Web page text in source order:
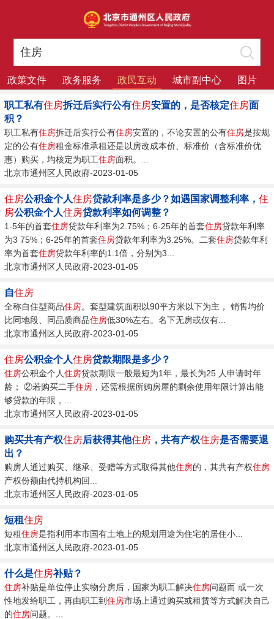
政策文件 政务服务 政民互动 城市副中心 图片
职工私有住房拆迁后实行公有住房安置的，是否核定住房面
积？
职工私有住房拆迁后实行公有住房安置的，不论安置的公有住房是按规
定的公有住房租金标准承租还是以房改成本价、标准价（含标准价优
惠）购买，均核定为职工住房面积。...
北京市通州区人民政府-2023-01-05
住房公积金个人住房贷款利率是多少？如遇国家调整利率， 住
房公积金个人住房贷款利率如何调整？
1-5年的首套住房贷款年利率为2.75%；6-25年的首套住房贷款年利率
为3 75%；6-25年的首套住房贷款年利率为3.25%。二套住房贷款年利
率为首套住房贷款年利率的1.1倍，分别为3...
北京市通州区人民政府-2023-01-05
自住房
全称自住型商品住房。套型建筑面积以90平方米以下为主， 销售均价
比同地段、同品质商品住房低30%左右。名下无房或仅有...
北京市通州区人民政府-2023-01-05
住房公积金个人住房贷款期限是多少？
住房公积金个人住房贷款期限一般最短为1年，最长为25 人申请时年
龄； ②若购买二手住房 ，还需根据所购房屋的剩余使用年限计算出能
够贷款的年限，...
北京市通州区人民政府-2023-01-05
购买共有产权住房后获得其他住房 ，共有产权住房是否需要退
出？
购房人通过购买、继承、受赠等方式取得其他住房的，其共有产权住房
产权份额由代持机构回...
北京市通州区人民政府-2023-01-05
短租住房
短租住房是指利用本市国有土地上的规划用途为住宅的居住小...
北京市通州区人民政府-2023-01-05
什么是住房补贴？
住房补贴是单位停止实物分房后，国家为职工解决住房问题而 或一次
性地发给职工，再由职工到住房市场上通过购买或租赁等方式解决自己
的住房问题。...